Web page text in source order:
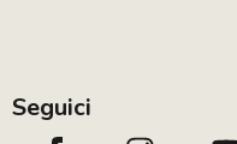
Seguici